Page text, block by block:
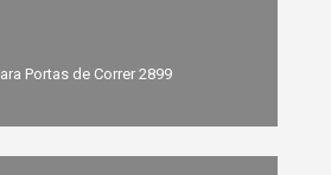
Portas de Correr 2899